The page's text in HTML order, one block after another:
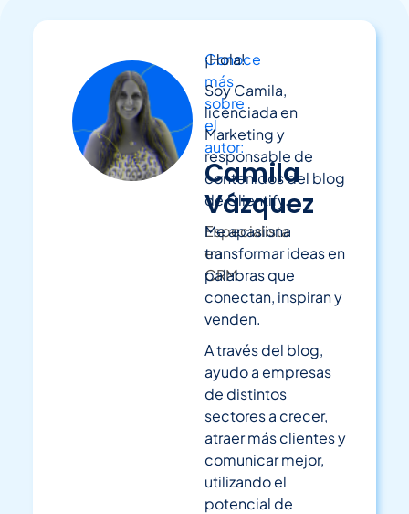
Conoce
más
sobre
el
autor:
Camila
Vázquez
Especialista
en
CRM
¡Hola!
Soy Camila,
licenciada en
Marketing y
responsable de
contenidos del blog
de Clientify.
Me apasiona
transformar ideas en
palabras que
conectan, inspiran y
venden.
A través del blog,
ayudo a empresas
de distintos
sectores a crecer,
atraer más clientes y
comunicar mejor,
utilizando el
potencial de